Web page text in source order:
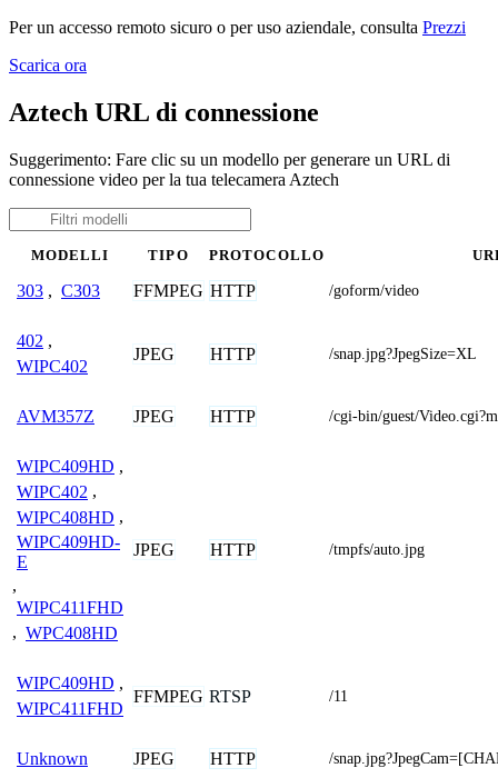
Per un accesso remoto sicuro o per uso aziendale, consulta Prezzi
Scarica ora
Aztech URL di connessione
Suggerimento: Fare clic su un modello per generare un URL di
connessione video per la tua telecamera Aztech
MODELLI TIPO PROTOCOLLO
303 , C303 FFMPEG HTTP /goform/video
402 ,
WIPC402
JPEG HTTP /snap.jpg?JpegSize=XL
AVM357Z JPEG HTTP /cgi-bin/guest/
WIPC409HD ,
WIPC402 ,
WIPC408HD ,
WIPC409HD-
E
,
WIPC411FHD
, WPC408HD
JPEG HTTP /tmpfs/auto.jpg
WIPC409HD ,
WIPC411FHD
FFMPEG RTSP /11
Unknown JPEG HTTP /